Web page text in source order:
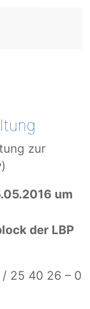
zur
um
der LBP
25 40 26 – 0